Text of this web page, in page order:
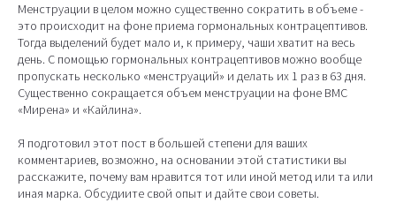
Менструации в целом можно существенно сократить в объеме -
это происходит на фоне приема гормональных контрацептивов.
Тогда выделений будет мало и, к примеру, чаши хватит на весь
день. С помощью гормональных контрацептивов можно вообще
пропускать несколько «менструаций» и делать их 1 раз в 63 дня.
Существенно сокращается объем менструации на фоне ВМС
«Мирена» и «Кайлина».
Я подготовил этот пост в большей степени для ваших
комментариев, возможно, на основании этой статистики вы
расскажите, почему вам нравится тот или иной метод или та или
иная марка. Обсудиите свой опыт и дайте свои советы.